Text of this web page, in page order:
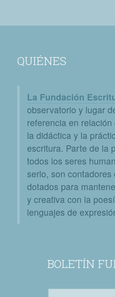
QUIÉNES
La Fundación
observatorio y lugar
referencia en
la didáctica y la
escritura. Parte de la
todos los seres
serlo, son
dotados para
y creativa con la
lenguajes de
BOLETÍN